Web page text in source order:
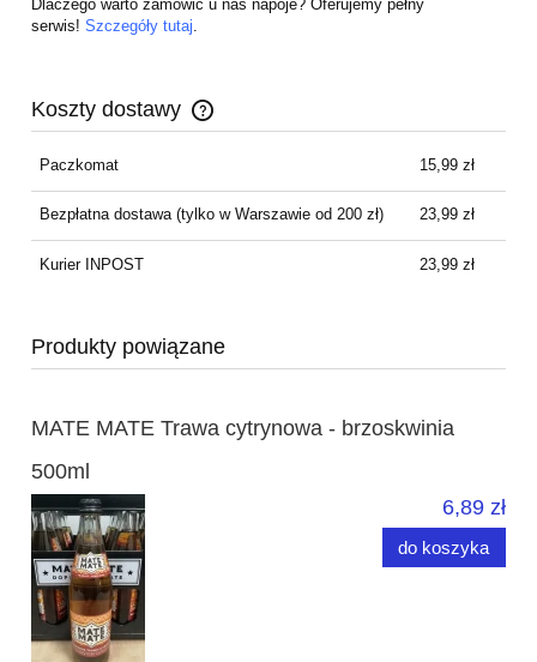
Dlaczego warto zamówić u nas napoje? Oferujemy pełny
serwis! Szczegóły tutaj
Koszty dostawy
Cena nie zawiera ewentualnych kosztów płatności
Paczkomat 15,99 zł
Bezpłatna dostawa(tylko w Warszawie od 200 zł) 23,99 zł
Kurier INPOST 23,99 zł
Produkty powiązane
MATE MATE Trawa cytrynowa - brzoskwinia
500ml
6,89 zł
do koszyka